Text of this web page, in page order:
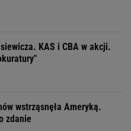
KAS i CBA w akcji.
wstrząsnęła Ameryką.
zdanie